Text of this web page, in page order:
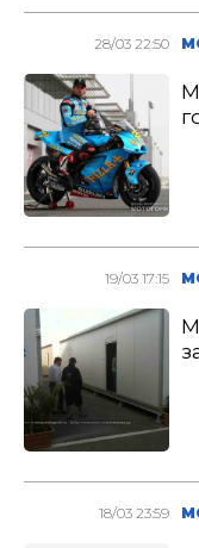
28/03 22:50
19/03 17:15
18/03 23:59